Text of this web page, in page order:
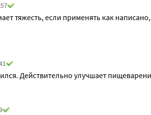
тяжесть, если применять как
Действительно улучшает